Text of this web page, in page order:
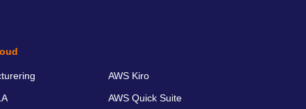
AWS Kiro
AWS Quick Suite